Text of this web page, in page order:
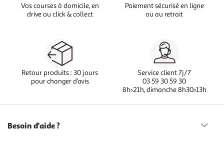
Vos courses à domicile, en
drive ou click & collect
Paiement sécurisé en ligne
ou au retrait
Retour produits : 30 jours
pour changer d’avis
Service client 7j/7
03 59 30 59 30
8h>21h, dimanche 8h30>13h
Besoin d'aide ?